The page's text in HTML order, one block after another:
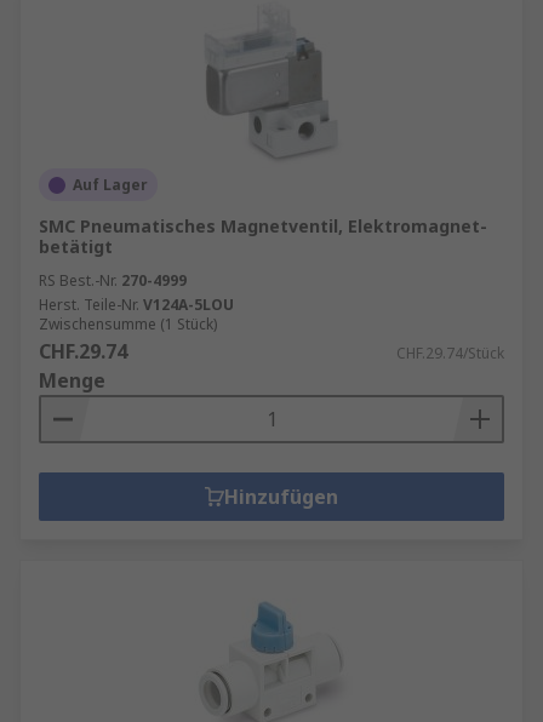
Auf Lager
SMC Pneumatisches Magnetventil, Elektromagnet-
betätigt
RS Best.-Nr. 270-4999
Herst. Teile-Nr. V124A-5LOU
Zwischensumme (1 Stück)
CHF.29.74 CHF.29.74/Stück
Menge
Hinzufügen